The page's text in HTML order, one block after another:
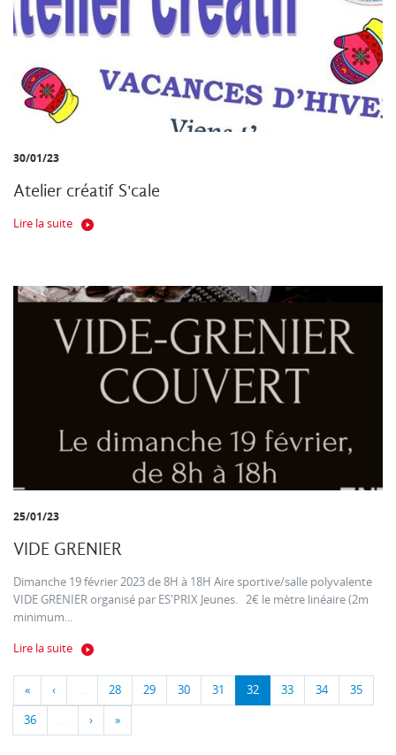
30/01/23
Atelier créatif S'cale
Lire la suite
25/01/23
VIDE GRENIER
Dimanche 19 février 2023 de 8H à 18H Aire sportive/salle polyvalente
VIDE GRENIER organisé par ES'PRIX Jeunes. 2€ le mètre linéaire (2m
minimum...
Lire la suite
« ‹ … 28 29 30 31 32 33 34 35
36 … › »